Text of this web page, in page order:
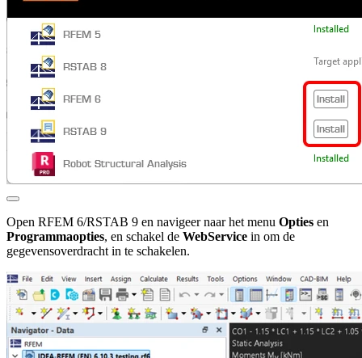
Open RFEM 6/RSTAB 9 en navigeer naar het menu Opties en
Programmaopties, en schakel de WebService in om de
gegevensoverdracht in te schakelen.